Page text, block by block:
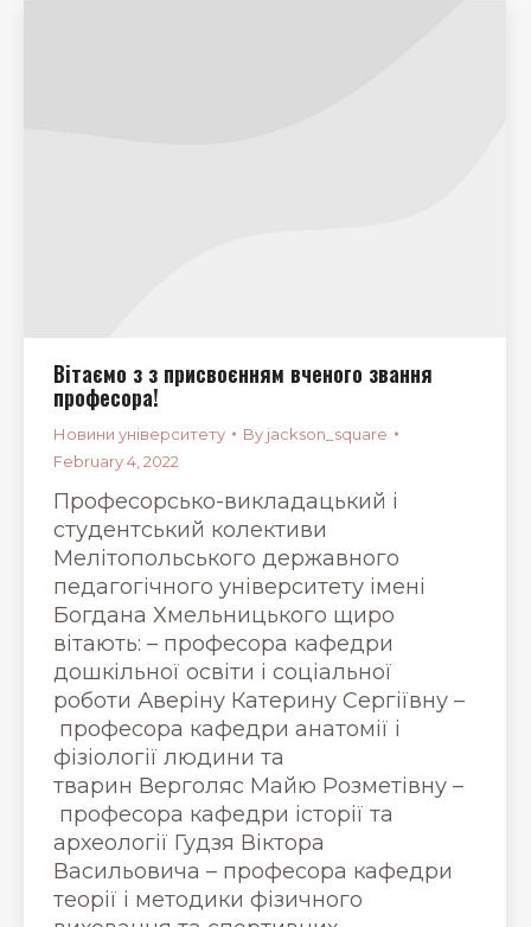
Вітаємо з з присвоєнням вченого звання
професора!
Новини університету By jackson_square
February 4, 2022
Професорсько-викладацький і
студентський колективи
Мелітопольського державного
педагогічного університету імені
Богдана Хмельницького щиро
вітають: – професора кафедри
дошкільної освіти і соціальної
роботи Аверіну Катерину Сергіївну –
професора кафедри анатомії і
фізіології людини та
тварин Верголяс Майю Розметівну –
професора кафедри історії та
археології Гудзя Віктора
Васильовича – професора кафедри
теорії і методики фізичного